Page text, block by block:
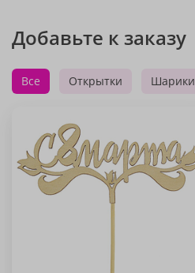
Добавьте к заказу
Все Открытки Шарики